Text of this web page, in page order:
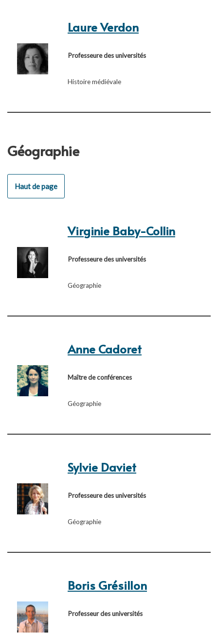
Laure Verdon
Professeure des universités
Histoire médiévale
Géographie
Haut de page
Virginie Baby-Collin
Professeure des universités
Géographie
Anne Cadoret
Maître de conférences
Géographie
Sylvie Daviet
Professeure des universités
Géographie
Boris Grésillon
Professeur des universités